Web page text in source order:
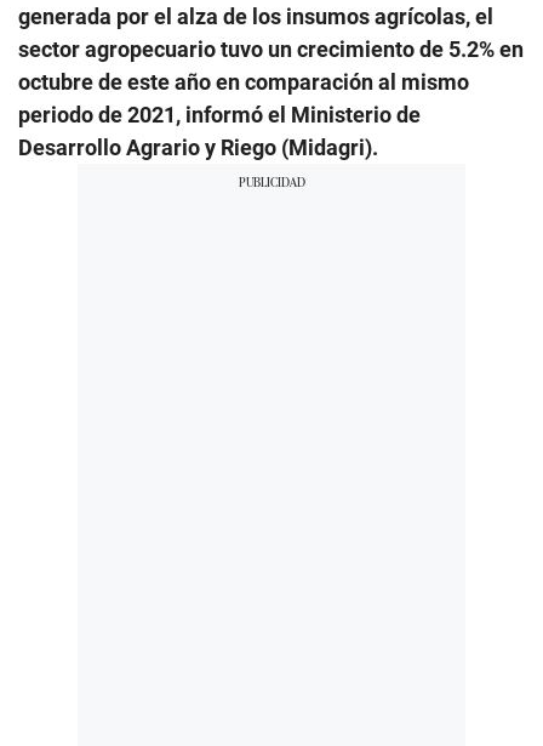
generada por el alza de los insumos agrícolas, el
sector agropecuario tuvo un crecimiento de 5.2% en
octubre de este año en comparación al mismo
periodo de 2021, informó el Ministerio de
Desarrollo Agrario y Riego (Midagri).